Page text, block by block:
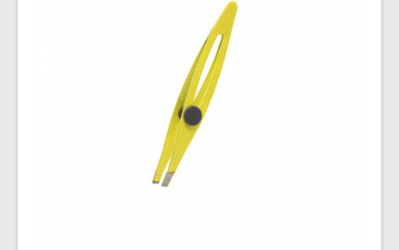
REMOVEDOR DE TINTURA
TOALHA
MANICURE
ACESSORIOS
ALICATES
AMOLECEDOR DE CUTICULAS